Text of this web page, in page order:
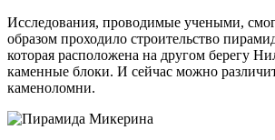
Исследования, проводимые учеными,
образом проходило строительство
которая расположена на другом берегу
каменные блоки. И сейчас можно
каменоломни.